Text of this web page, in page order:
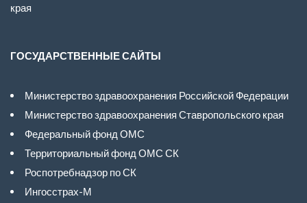
края
ГОСУДАРСТВЕННЫЕ САЙТЫ
Министерство здравоохранения Российской Федерации
Министерство здравоохранения Ставропольского края
Федеральный фонд ОМС
Территориальный фонд ОМС СК
Роспотребнадзор по СК
Ингосстрах-М